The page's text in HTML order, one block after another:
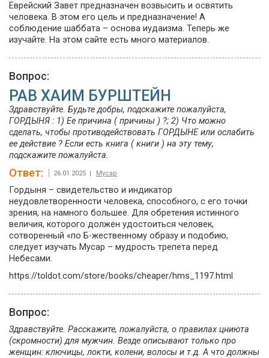
Еврейский Завет предназначен возвысить и освятить
человека. В этом его цель и предназначение! А
соблюдение шаббата – основа иудаизма. Теперь же
изучайте. На этом сайте есть много материалов.
Вопрос:
РАВ ХАИМ БУРШТЕЙН
Здравствуйте. Будьте добры, подскажите пожалуйста,
ГОРДЫНЯ : 1) Ее причина ( причины ) ?; 2) Что можно
сделать, чтобы противодействовать ГОРДЫНЕ или ослабить
ее действие ? Если есть книга ( книги ) на эту тему,
подскажите пожалуйста.
Ответ: 26.01.2025 | Мусар
Гордыня – свидетельство и индикатор
неудовлетворенности человека, способного, с его точки
зрения, на намного большее. Для обретения истинного
величия, которого должен удостоиться человек,
сотворенный «по Б-жественному образу и подобию,
следует изучать Мусар – мудрость трепета перед
Небесами.
https://toldot.com/store/books/cheaper/hms_1197.html
Вопрос:
Здравствуйте. Расскажите, пожалуйста, о правилах цниюта
(скромности) для мужчин. Везде описывают только про
женщин: ключицы, локти, колени, волосы и т.д. А что должны